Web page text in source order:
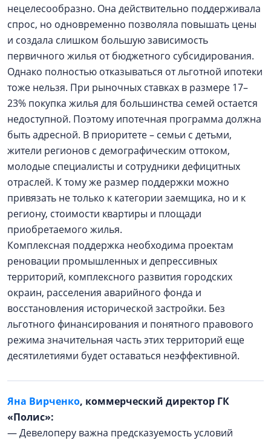
нецелесообразно. Она действительно поддерживала
спрос, но одновременно позволяла повышать цены
и создала слишком большую зависимость
первичного жилья от бюджетного субсидирования.
Однако полностью отказываться от льготной ипотеки
тоже нельзя. При рыночных ставках в размере 17–
23% покупка жилья для большинства семей остается
недоступной. Поэтому ипотечная программа должна
быть адресной. В приоритете – семьи с детьми,
жители регионов с демографическим оттоком,
молодые специалисты и сотрудники дефицитных
отраслей. К тому же размер поддержки можно
привязать не только к категории заемщика, но и к
региону, стоимости квартиры и площади
приобретаемого жилья.
Комплексная поддержка необходима проектам
реновации промышленных и депрессивных
территорий, комплексного развития городских
окраин, расселения аварийного фонда и
восстановления исторической застройки. Без
льготного финансирования и понятного правового
режима значительная часть этих территорий еще
десятилетиями будет оставаться неэффективной.
Яна Вирченко, коммерческий директор ГК
«Полис»:
— Девелоперу важна предсказуемость условий